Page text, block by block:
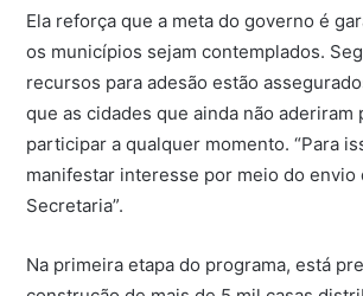
Ela reforça que a meta do governo é
os municípios sejam contemplados.
recursos para adesão estão
que as cidades que ainda não aderiram
participar a qualquer momento. “Para
manifestar interesse por meio do envio
Secretaria”.
Na primeira etapa do programa, está